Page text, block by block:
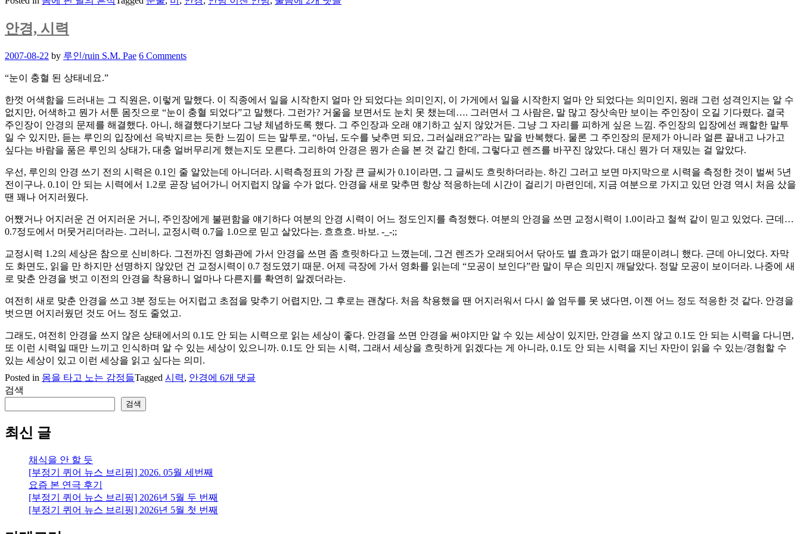
안경, 시력
Posted
2007-08-22 by 루인/ruin S.M. Pae 6 Comments
“눈이 충혈 된 상태네요.”
한껏 어색함을 드러내는 그 직원은, 이렇게 말했다. 이 직종에서 일을 시작한지 얼마 안 되었다는 의미인지, 이 가게에서 일을 시작한지 얼마 안 되었다는 의미인지, 원래 그런 성격인지는 알 수
없지만, 어색하고 뭔가 서툰 몸짓으로 “눈이 충혈 되었다”고 말했다. 그런가? 거울을 보면서도 눈치 못 챘는데…. 그러면서 그 사람은, 말 많고 장삿속만 보이는 주인장이 오길 기다렸다. 결국
주인장이 안경의 문제를 해결했다. 아니, 해결했다기보다 그냥 체념하도록 했다. 그 주인장과 오래 얘기하고 싶지 않았거든. 그냥 그 자리를 피하게 싶은 느낌. 주인장의 입장에선 쾌할한 말투
일 수 있지만, 듣는 루인의 입장에선 윽박지르는 듯한 느낌이 드는 말투로, “아님, 도수를 낮추면 되요, 그러실래요?”라는 말을 반복했다. 물론 그 주인장의 문제가 아니라 얼른 끝내고 나가고
싶다는 바람을 품은 루인의 상태가, 대충 얼버무리게 했는지도 모른다. 그리하여 안경은 뭔가 손을 본 것 같긴 한데, 그렇다고 렌즈를 바꾸진 않았다. 대신 뭔가 더 재밌는 걸 알았다.
우선, 루인의 안경 쓰기 전의 시력은 0.1인 줄 알았는데 아니더라. 시력측정표의 가장 큰 글씨가 0.1이라면, 그 글씨도 흐릿하더라는. 하긴 그러고 보면 마지막으로 시력을 측정한 것이 벌써 5년
전이구나. 0.1이 안 되는 시력에서 1.2로 곧장 넘어가니 어지럽지 않을 수가 없다. 안경을 새로 맞추면 항상 적응하는데 시간이 걸리기 마련인데, 지금 여분으로 가지고 있던 안경 역시 처음 샀을
땐 꽤나 어지러웠다.
어쨌거나 어지러운 건 어지러운 거니, 주인장에게 불편함을 얘기하다 여분의 안경 시력이 어느 정도인지를 측정했다. 여분의 안경을 쓰면 교정시력이 1.0이라고 철썩 같이 믿고 있었다. 근데…
0.7정도에서 머뭇거리더라는. 그러니, 교정시력 0.7을 1.0으로 믿고 살았다는. 흐흐흐. 바보. -_-;;
교정시력 1.2의 세상은 참으로 신비하다. 그전까진 영화관에 가서 안경을 쓰면 좀 흐릿하다고 느꼈는데, 그건 렌즈가 오래되어서 닦아도 별 효과가 없기 때문이려니 했다. 근데 아니었다. 자막
도 화면도, 읽을 만 하지만 선명하지 않았던 건 교정시력이 0.7 정도였기 때문. 어제 극장에 가서 영화를 읽는데 “모공이 보인다”란 말이 무슨 의민지 깨달았다. 정말 모공이 보이더라. 나중에 새
로 맞춘 안경을 벗고 이전의 안경을 착용하니 얼마나 다른지를 확연히 알겠더라는.
여전히 새로 맞춘 안경을 쓰고 3분 정도는 어지럽고 초점을 맞추기 어렵지만, 그 후로는 괜찮다. 처음 착용했을 땐 어지러워서 다시 쓸 엄두를 못 냈다면, 이젠 어느 정도 적응한 것 같다. 안경을
벗으면 어지러웠던 것도 어느 정도 줄었고.
그래도, 여전히 안경을 쓰지 않은 상태에서의 0.1도 안 되는 시력으로 읽는 세상이 좋다. 안경을 쓰면 안경을 써야지만 알 수 있는 세상이 있지만, 안경을 쓰지 않고 0.1도 안 되는 시력을 다니면,
또 이런 시력일 때만 느끼고 인식하며 알 수 있는 세상이 있으니까. 0.1도 안 되는 시력, 그래서 세상을 흐릿하게 읽겠다는 게 아니라, 0.1도 안 되는 시력을 지닌 자만이 읽을 수 있는/경험할 수
있는 세상이 있고 이런 세상을 읽고 싶다는 의미.
Posted in 몸을 타고 노는 감정들Tagged 시력, 안경안
에 6개 댓글
검색
검색
최신 글
채식을 안 할 듯
[부정기 퀴어 뉴스 브리핑] 2026. 05월 세번째
요즘 본 연극 후기
[부정기 퀴어 뉴스 브리핑] 2026년 5월 두 번째
[부정기 퀴어 뉴스 브리핑] 2026년 5월 첫 번째